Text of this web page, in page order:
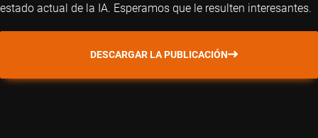
estado actual de la IA. Esperamos que le resulten interesantes.
DESCARGAR LA PUBLICACIÓN